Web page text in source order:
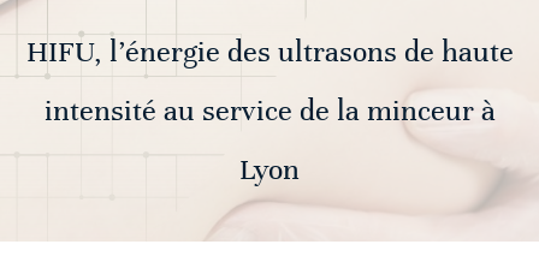
HIFU, l’énergie des ultrasons de haute
intensité au service de la minceur à
Lyon